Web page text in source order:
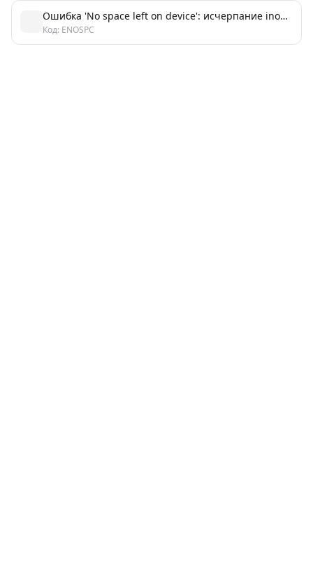
Ошибка 'No space left on device': исчерпание inode в Linux
Код: ENOSPC